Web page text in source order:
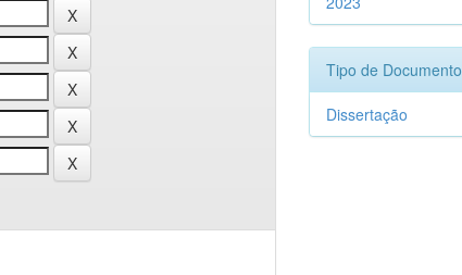
Tipo de Documento
Dissertação